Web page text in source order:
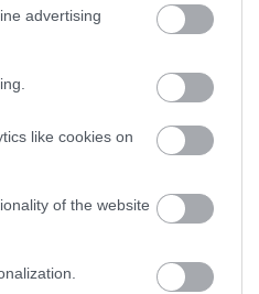
advertising
like cookies on
of the website
fot. Robert Skalski